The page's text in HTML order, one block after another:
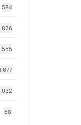
584
68